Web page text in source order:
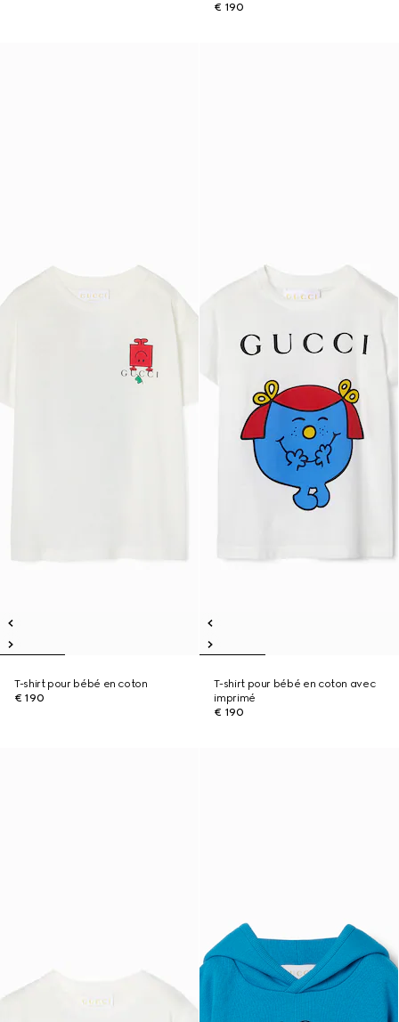
€ 190
T-shirt pour bébé en coton
€ 190
T-shirt pour bébé en coton avec
imprimé
€ 190